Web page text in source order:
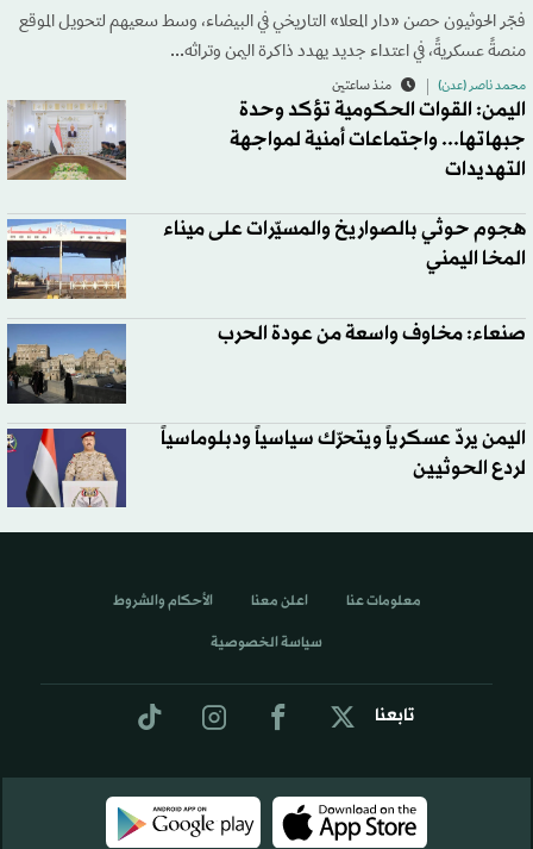
فجّر الحوثيون حصن «دار المعلا» التاريخي في البيضاء، وسط سعيهم لتحويل الموقع
منصةً عسكريةً، في اعتداء جديد يهدد ذاكرة اليمن وتراثه...
محمد ناصر (عدن) منذ ساعتين
اليمن: القوات الحكومية تؤكد وحدة
جبهاتها... واجتماعات أمنية لمواجهة
التهديدات
هجوم حوثي بالصواريخ والمسيّرات على ميناء
المخا اليمني
صنعاء: مخاوف واسعة من عودة الحرب
اليمن يردّ عسكرياً ويتحرّك سياسياً ودبلوماسياً
لردع الحوثيين
تابعنا
معلومات عنا اعلن معنا الأحكام والشروط
سياسة الخصوصية